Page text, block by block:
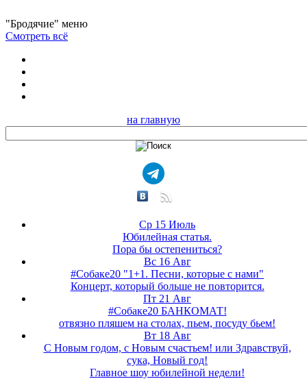
"Бродячие" меню
Смотреть всё
на главную
Ср 15 Июль
Юбилейная статья.
Пора бы остепениться?
Вс 16 Авг
#Собаке20 "1+1. Песни, которые с нами"
Концерт, который больше не повторится.
Пт 21 Авг
#Собаке20 БАНКОМАТ!
отвязно пляшем на столах, пьем, посуду бьем!
Вт 18 Авг
С Новым годом, с Новым счастьем! или Здравствуй,
сука, Новый год!
Главное шоу юбилейной недели!